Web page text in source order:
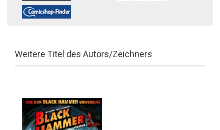
Weitere Titel des Autors/Zeichners